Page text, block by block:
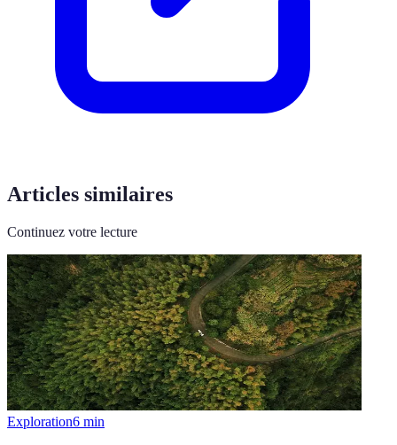
Articles similaires
Continuez votre lecture
Exploration6 min